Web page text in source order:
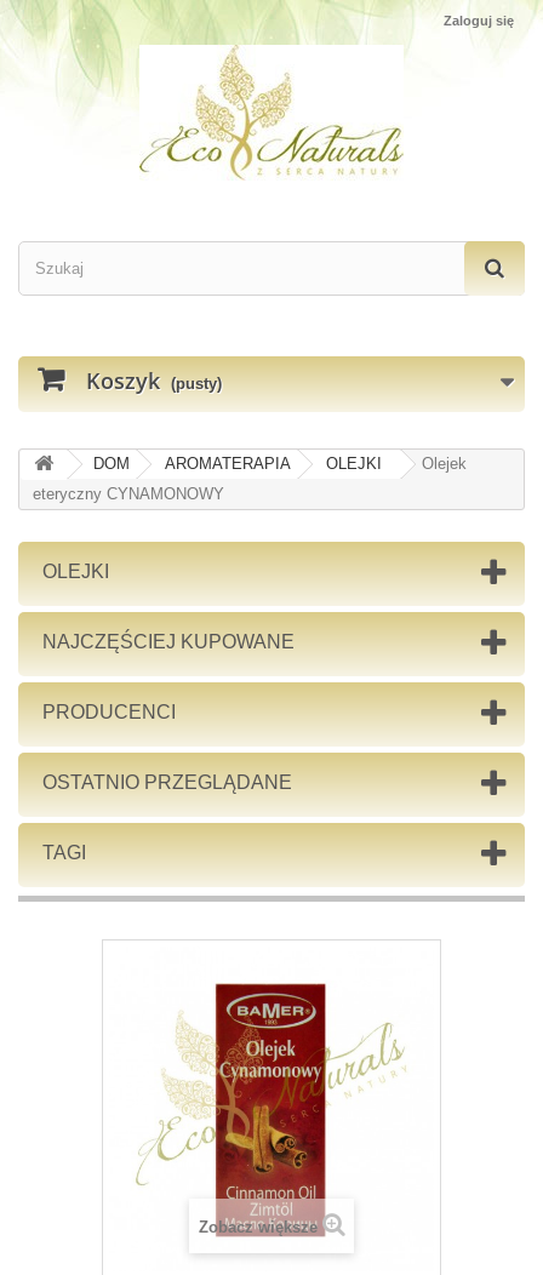
Zaloguj się
Koszyk (pusty)
DOM AROMATERAPIA OLEJKI
Olejek
eteryczny CYNAMONOWY
OLEJKI
NAJCZĘŚCIEJ KUPOWANE
PRODUCENCI
OSTATNIO PRZEGLĄDANE
TAGI
Zobacz większe